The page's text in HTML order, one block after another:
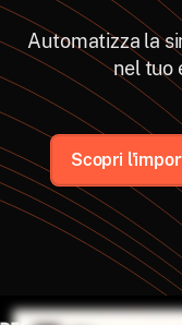
Automatizza la
nel tuo
Scopri